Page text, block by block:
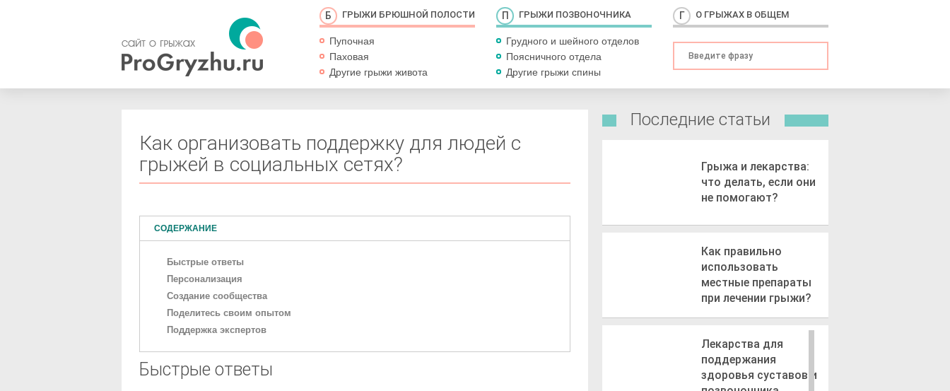
ГРЫЖИ БРЮШНОЙ ПОЛОСТИ
Пупочная
Паховая
Другие грыжи живота
ГРЫЖИ ПОЗВОНОЧНИКА
Грудного и шейного отделов
Поясничного отдела
Другие грыжи спины
О ГРЫЖАХ В ОБЩЕМ
Как организовать поддержку для людей с
грыжей в социальных сетях?
СОДЕРЖАНИЕ
Быстрые ответы
Персонализация
Создание сообщества
Поделитесь своим опытом
Поддержка экспертов
Быстрые ответы
Последние статьи
Грыжа и лекарства:
что делать, если они
не помогают?
Как правильно
использовать
местные препараты
при лечении грыжи?
Лекарства для
поддержания
здоровья суставов и